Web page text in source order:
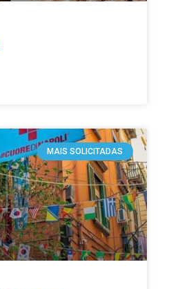
MAIS SOLICITADAS